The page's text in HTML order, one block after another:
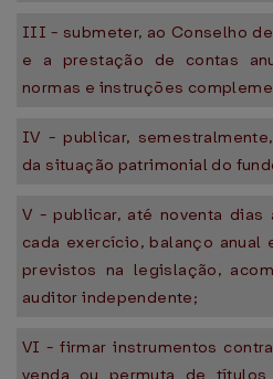
III - submeter, ao Conselho
e a prestação de contas
normas e instruções
IV - publicar,
da situação patrimonial do
V - publicar, até noventa dias
cada exercício, balanço anual
previstos na legislação,
auditor independente;
VI - firmar instrumentos
venda ou permuta de